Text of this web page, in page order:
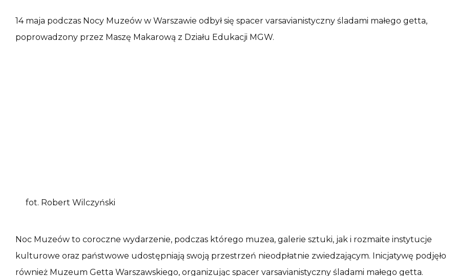
14 maja podczas Nocy Muzeów w Warszawie odbył się spacer varsavianistyczny śladami małego getta,
poprowadzony przez Maszę Makarową z Działu Edukacji MGW.
fot. Robert Wilczyński
Noc Muzeów to coroczne wydarzenie, podczas którego muzea, galerie sztuki, jak i rozmaite instytucje
kulturowe oraz państwowe udostępniają swoją przestrzeń nieodpłatnie zwiedzającym. Inicjatywę podjęło
również Muzeum Getta Warszawskiego, organizując spacer varsavianistyczny śladami małego getta.